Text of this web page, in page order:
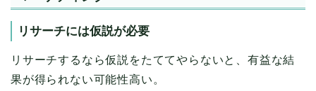
リサーチには仮説が必要
リサーチするなら仮説をたててやらないと、有益な結
果が得られない可能性高い。